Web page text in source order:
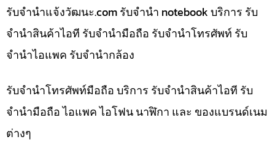
รับจํานําแจ้งวัฒนะ.com รับจำนำ notebook บริการ รับ
จำนำสินค้าไอที รับจำนำมือถือ รับจำนำโทรศัพท์ รับ
จำนำไอแพค รับจำนำกล้อง
รับจำนำโทรศัพท์มือถือ บริการ รับจำนำสินค้าไอที รับ
จำนำมือถือ ไอแพค ไอโฟน นาฬิกา และ ของแบรนด์เนม
ต่างๆ